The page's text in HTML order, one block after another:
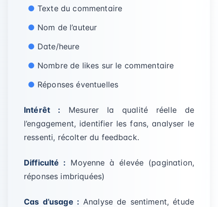
Texte du commentaire
Nom de l’auteur
Date/heure
Nombre de likes sur le commentaire
Réponses éventuelles
Intérêt : Mesurer la qualité réelle de
l’engagement, identifier les fans, analyser le
ressenti, récolter du feedback.
Difficulté : Moyenne à élevée (pagination,
réponses imbriquées)
Cas d’usage : Analyse de sentiment, étude